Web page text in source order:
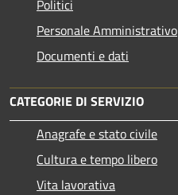
Politici
Personale Amministrativo
Documenti e dati
CATEGORIE DI SERVIZIO
Anagrafe e stato civile
Cultura e tempo libero
Vita lavorativa